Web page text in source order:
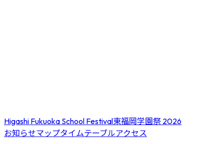
Higashi Fukuoka School Festival東福岡学園祭 2026
お知らせマップタイムテーブルアクセス